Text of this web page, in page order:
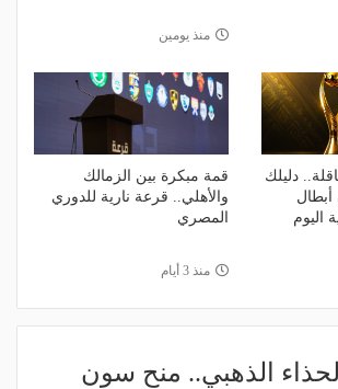
منذ يومين
دليلك
أبطال
اليوم
قمة مبكرة بين الزمالك
والأهلي.. قرعة نارية للدوري
المصري
منذ 3 أيام
الذهبي.. منح سون